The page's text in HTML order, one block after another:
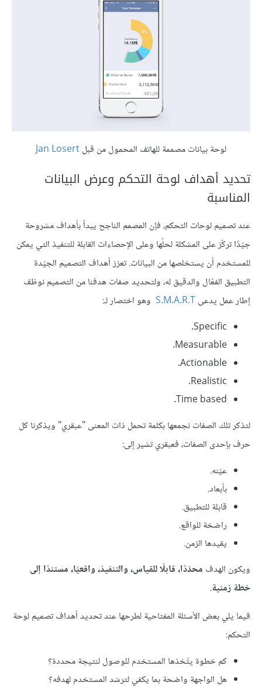
لوحة بيانات مصممة للهاتف المحمول من قبلJan Losert
تحديد أهداف لوحة التحكم وعرض البيانات
المناسبة
عند تصميم لوحات التحكم، فإن المصمم الناجح يبدأ بأهداف مشروحة
جيّدًا تركّز على المشكلة لحلّها وعلى الإحصاءات القابلة للتنفيذ التي يمكن
للمستخدم أن يستخلصها من البيانات. تعزز أهداف التصميم الجيّدة
التطبيق الفعّال والدقيق له، ولتحديد صفات هدفنا من التصميم نوظف
إطار عمل يدعىS.M.A.R.T وهو اختصار لـ:
Specific.
Measurable.
Actionable.
Realistic.
Time based.
لتذكر تلك الصفات نجمعها بكلمة تحمل ذات المعنى "عبقري" ويذكرنا كل
حرف بإحدى الصفات، فعبقري تشير إلى:
عيّنه.
بأبعاد.
قابلة للتطبيق.
راضخة للواقع.
يقيدها الزمن.
ويكون الهدف محدّدًا، قابلًا للقياس، والتنفيذ، واقعيًا، مستندًا إلى
خطة زمنية.
فيما يلي بعض الأسئلة المفتاحية لطرحها عند تحديد أهداف تصميم لوحة
التحكم:
كم خطوة يتّخذها المستخدم للوصول لنتيجة محددة؟
هل الواجهة واضحة بما يكفي لترشد المستخدم لهدفه؟